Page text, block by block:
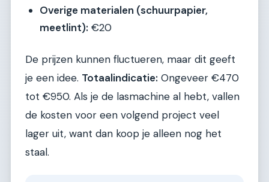
Overige materialen (schuurpapier,
meetlint): €20
De prijzen kunnen fluctueren, maar dit geeft
je een idee. Totaalindicatie: Ongeveer €470
tot €950. Als je de lasmachine al hebt, vallen
de kosten voor een volgend project veel
lager uit, want dan koop je alleen nog het
staal.